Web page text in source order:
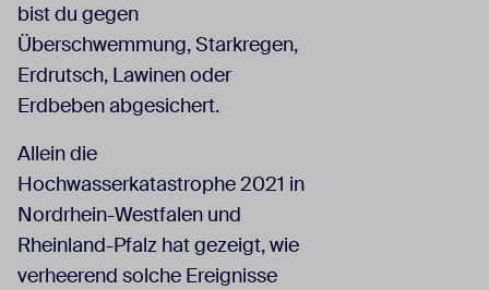
bist du gegen
Überschwemmung, Starkregen,
Erdrutsch, Lawinen oder
Erdbeben abgesichert.
Allein die
Hochwasserkatastrophe 2021 in
Nordrhein-Westfalen und
Rheinland-Pfalz hat gezeigt, wie
verheerend solche Ereignisse